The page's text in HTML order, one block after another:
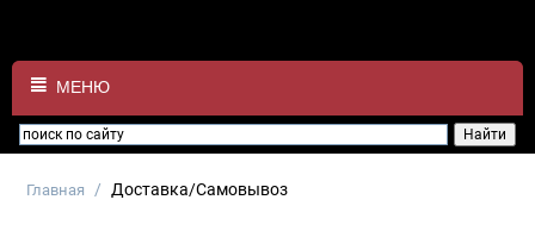
МЕНЮ
Главная / Доставка/Самовывоз